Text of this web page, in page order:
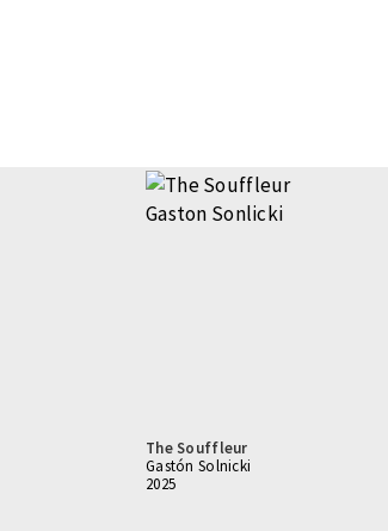
The Souffleur
Gastón Solnicki
2025